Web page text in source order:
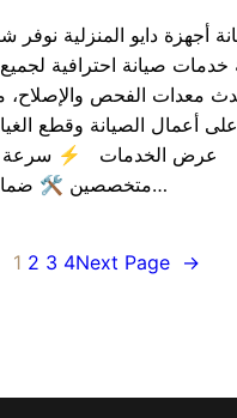
خدمات صيانة احترافية
معدات الفحص
أعمال الصيانة وقطع
عرض الخدمات ⚡ سرعة
متخصصين 🛠️ ضمان معتمد عن شركة…
1 2 3 4Next Page →